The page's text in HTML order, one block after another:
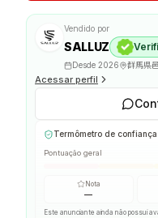
Vendido por
SALLUZ
Desde 2026
Acessar perfil
Termômetro de confiança
Pontuação geral
Nota
—
Este anunciante ainda não possui